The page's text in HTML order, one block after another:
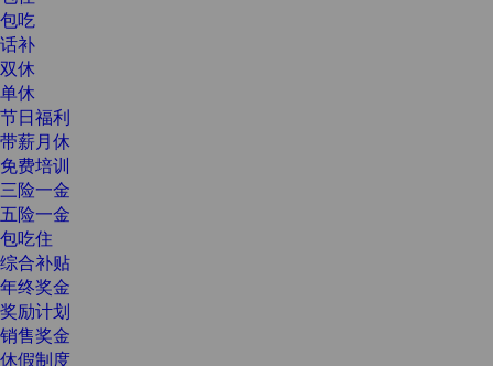
包吃
话补
双休
单休
节日福利
带薪月休
免费培训
三险一金
五险一金
包吃住
综合补贴
年终奖金
奖励计划
销售奖金
休假制度